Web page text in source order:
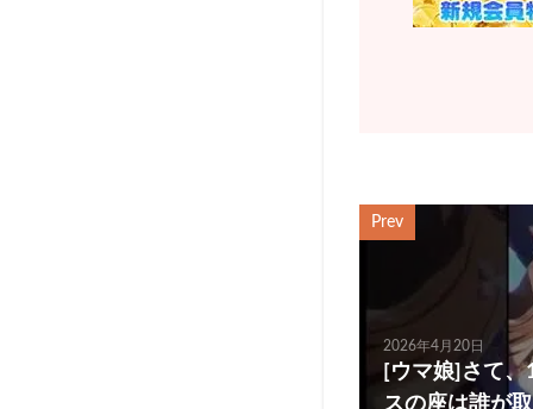
Prev
2026年4月20日
[ウマ娘]さて
スの座は誰が